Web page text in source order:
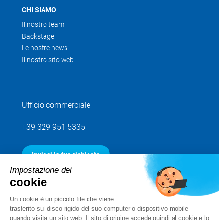
CHI SIAMO
Il nostro team
Backstage
Le nostre news
Il nostro sito web
Ufficio commerciale
+39 329 951 5335
Inviaci la tua richiesta
Seguici
Impostazione dei
cookie
Un cookie è un piccolo file che viene
trasferito sul disco rigido del suo computer o dispositivo mobile
quando visita un sito web. Il sito di origine accede quindi al cookie e lo